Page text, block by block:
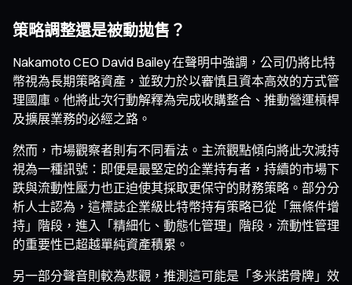
策略調整還是被動拋售？
Nakamoto CEO David Bailey 在聲明中強調，公司仍將比特
幣視為長期策略資產，並致力於以審慎且資本高效的方式管
理國庫。他將此次行動解釋為完成收購整合、推動營運槓桿
及擴展業務的必經之路。
然而，市場觀察者則有不同看法。主流觀點傾向將此次減持
視為一種訊號：即便是最堅定的企業持有者，持續的市場下
跌與流動性壓力也正迫使其採取更保守的財務策略。部分分
析人士認為，這標誌企業級比特幣持有策略已從「無條件增
持」階段，進入「精細化、動態化管理」階段，流動性管理
的重要性已超越單純資產積累。
另一部分聲音則較為悲觀，推測這可能是「多米諾骨牌」效